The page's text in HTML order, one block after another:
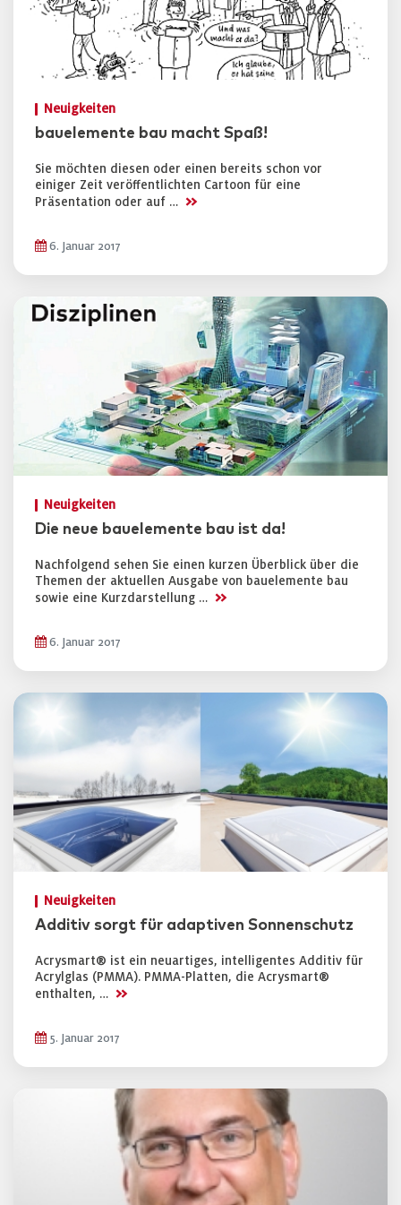
Neuigkeiten
bauelemente bau macht Spaß!
Sie möchten diesen oder einen bereits schon vor
einiger Zeit veröffentlichten Cartoon für eine
Präsentation oder auf … >>
6. Januar 2017
Neuigkeiten
Die neue bauelemente bau ist da!
Nachfolgend sehen Sie einen kurzen Überblick über die
Themen der aktuellen Ausgabe von bauelemente bau
sowie eine Kurzdarstellung … >>
6. Januar 2017
Neuigkeiten
Additiv sorgt für adaptiven Sonnenschutz
Acrysmart® ist ein neuartiges, intelligentes Additiv für
Acrylglas (PMMA). PMMA-Platten, die Acrysmart®
enthalten, … >>
5. Januar 2017